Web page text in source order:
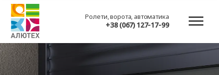
Ролети, ворота, автоматика
+38 (067) 127-17-99